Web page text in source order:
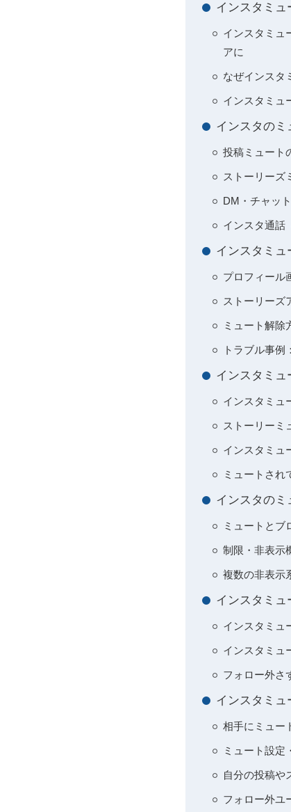
インスタミ
インスタミュ
アに
なぜインスタ
インスタミュ
インスタの
投稿ミュート
ストーリーズ
DM・チャッ
インスタ通話
インスタミュ
プロフィール
ストーリーズ
ミュート解除
トラブル事
インスタミ
インスタミュ
ストーリーミ
インスタミュ
ミュートされ
インスタのミ
ミュートとブ
制限・非表示
複数の非表示
インスタミュ
インスタミュ
インスタミュ
フォロー外さ
インスタミュ
相手にミュー
ミュート設定
自分の投稿や
フォロー外ユ